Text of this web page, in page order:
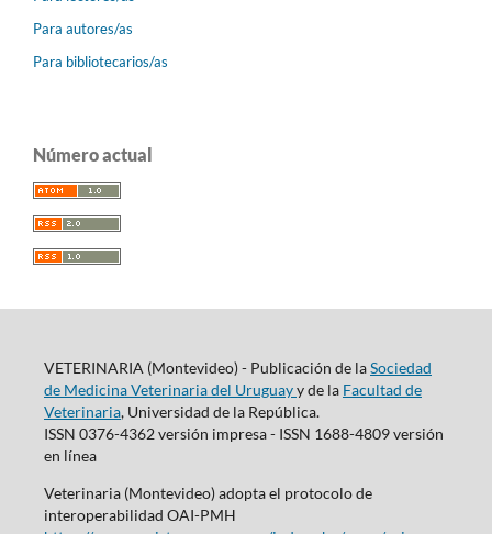
Para autores/as
Para bibliotecarios/as
Número actual
VETERINARIA (Montevideo) - Publicación de laSociedad
de Medicina Veterinaria del Uruguayy de la Facultad de
Veterinaria, Universidad de la República.
ISSN 0376-4362 versión impresa - ISSN 1688-4809 versión
en línea
Veterinaria (Montevideo) adopta el protocolo de
interoperabilidad OAI-PMH